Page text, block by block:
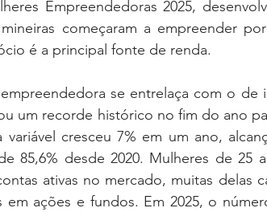
Empreendedoras 2025,
começaram a empreender
é a principal fonte de renda.
se entrelaça com o de
um recorde histórico no fim do ano
cresceu 7% em um ano,
85,6% desde 2020. Mulheres de 25
ativas no mercado, muitas delas
ações e fundos. Em 2025, o